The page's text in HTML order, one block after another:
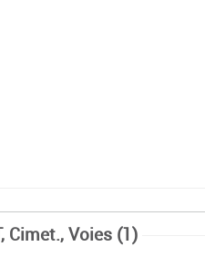
Cimet., Voies (1)